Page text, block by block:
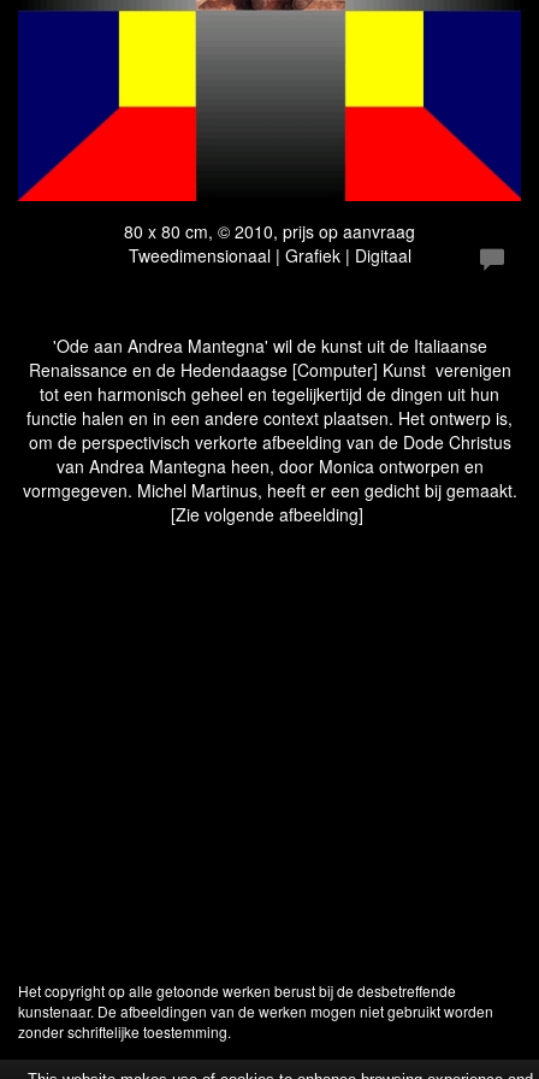
80 x 80 cm, © 2010, prijs op aanvraag
Tweedimensionaal | Grafiek | Digitaal
'Ode aan Andrea Mantegna' wil de kunst uit de Italiaanse
Renaissance en de Hedendaagse [Computer] Kunst verenigen
tot een harmonisch geheel en tegelijkertijd de dingen uit hun
functie halen en in een andere context plaatsen. Het ontwerp is,
om de perspectivisch verkorte afbeelding van de Dode Christus
van Andrea Mantegna heen, door Monica ontworpen en
vormgegeven. Michel Martinus, heeft er een gedicht bij gemaakt.
[Zie volgende afbeelding]
Het copyright op alle getoonde werken berust bij de desbetreffende
kunstenaar. De afbeeldingen van de werken mogen niet gebruikt worden
zonder schriftelijke toestemming.